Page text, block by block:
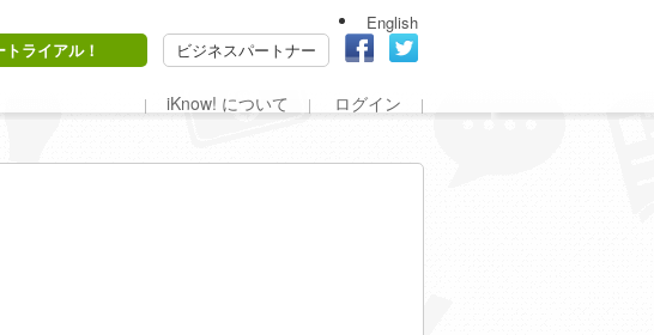
English
トライアル！
ビジネスパートナー
iKnow! について ログイン